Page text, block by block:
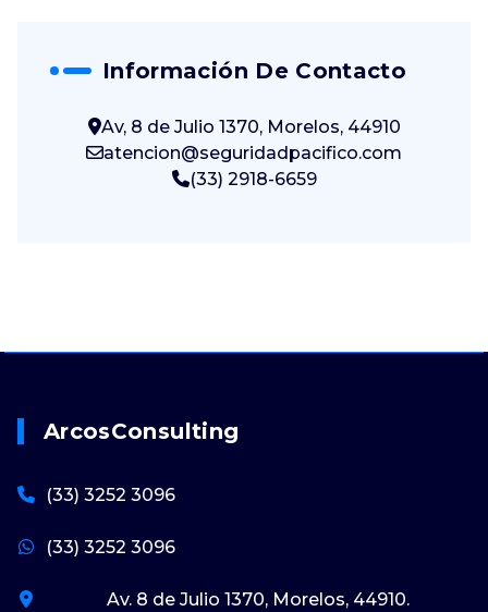
Información De Contacto
Av, 8 de Julio 1370, Morelos, 44910
atencion@seguridadpacifico.com
(33) 2918-6659
ArcosConsulting
(33) 3252 3096
(33) 3252 3096
Av. 8 de Julio 1370, Morelos, 44910.